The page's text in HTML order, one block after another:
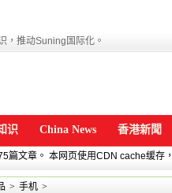
，推动Suning国际化。
识 China News 香港新聞
篇文章。 本网页使用CDN cache缓存
> 手机 >